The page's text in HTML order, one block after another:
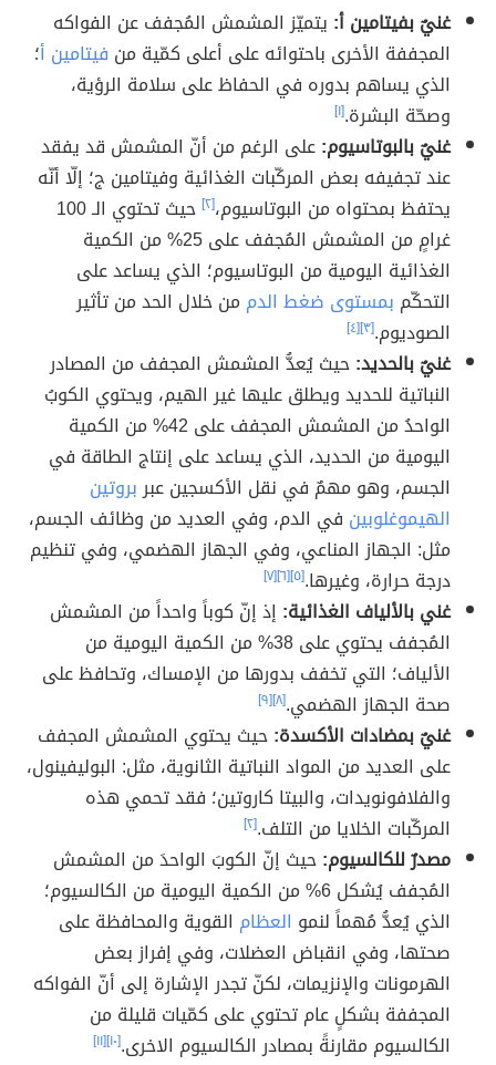
غنيٌ بفيتامين أ: يتميّز المشمش المُجفف عن الفواكه
المجففة الأخرى باحتوائه على أعلى كمّية من فيتامين أ؛
الذي يساهم بدوره في الحفاظ على سلامة الرؤية،
وصحّة البشرة.[١]
غنيٌ بالبوتاسيوم:على الرغم من أنّ المشمش قد يفقد
عند تجفيفه بعض المركّبات الغذائية وفيتامين ج؛ إلّا أنّه
يحتفظ بمحتواه من البوتاسيوم،[٢]
حيث تحتوي الـ 100
غرامٍ من المشمش المُجفف على 25% من الكمية
الغذائية اليومية من البوتاسيوم؛ الذي يساعد على
التحكّم بمستوى ضغط الدم من خلال الحد من تأثير
الصوديوم.[٣] [٤]
غنيٌ بالحديد:حيث يُعدُّ المشمش المجفف من المصادر
النباتية للحديد ويطلق عليها غير الهيم، ويحتوي الكوبُ
الواحدُ من المشمش المجفف على 42% من الكمية
اليومية من الحديد، الذي يساعد على إنتاج الطاقة في
الجسم، وهو مهمٌ في نقل الأكسجين عبربروتين
الهيموغلوبين في الدم، وفي العديد من وظائف الجسم،
مثل: الجهاز المناعي، وفي الجهاز الهضمي، وفي تنظيم
درجة حرارة، وغيرها.[٥] [٦] [٧]
غني بالألياف الغذائية: إذ إنّ كوباً واحداً من المشمش
المُجفف يحتوي على 38% من الكمية اليومية من
الألياف؛ التي تخفف بدورها من الإمساك، وتحافظ على
صحة الجهاز الهضمي.[٨] [٩]
غنيٌ بمضادات الأكسدة:حيث يحتوي المشمش المجفف
على العديد من المواد النباتية الثانوية، مثل: البوليفينول،
والفلافونويدات، والبيتا كاروتين؛ فقد تحمي هذه
المركّبات الخلايا من التلف.[٢]
مصدرٌ للكالسيوم:حيث إنّ الكوبَ الواحدَ من المشمش
المُجفف يُشكل 6% من الكمية اليومية من الكالسيوم؛
الذي يُعدُّ مُهماً لنمو العظام القوية والمحافظة على
صحتها، وفي انقباض العضلات، وفي إفراز بعض
الهرمونات والإنزيمات، لكنّ تجدر الإشارة إلى أنّ الفواكه
المجففة بشكلٍ عام تحتوي على كمّيات قليلة من
الكالسيوم مقارنةً بمصادر الكالسيوم الاخرى.[١٠] [١١]